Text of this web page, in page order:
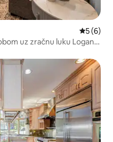
5 (6)
uz zračnu luku Logan,